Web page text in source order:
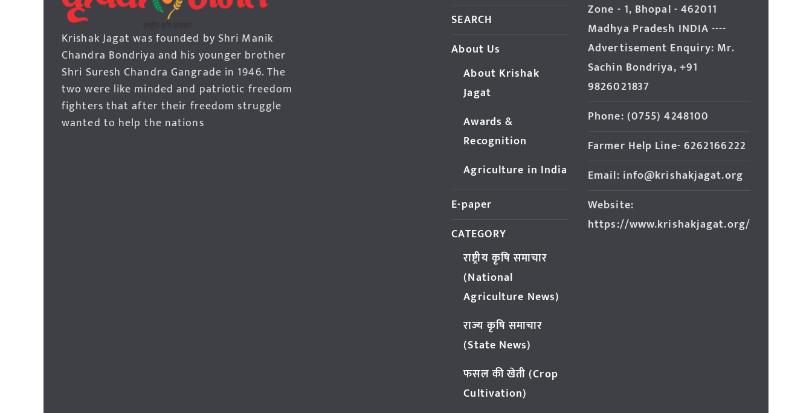
Krishak Jagat was founded by Shri Manik
Chandra Bondriya and his younger brother
Shri Suresh Chandra Gangrade in 1946. The
two were like minded and patriotic freedom
fighters that after their freedom struggle
wanted to help the nations
SEARCH
About Us
About Krishak
Jagat
Awards &
Recognition
Agriculture in India
E-paper
CATEGORY
राष्ट्रीय कृषि समाचार
(National
Agriculture News)
राज्य कृषि समाचार
(State News)
फसल की खेती (Crop
Cultivation)
Zone - 1, Bhopal - 462011
Madhya Pradesh INDIA ----
Advertisement Enquiry: Mr.
Sachin Bondriya, +91
9826021837
Phone: (0755) 4248100
Farmer Help Line- 6262166222
Email: info@krishakjagat.org
Website:
https://www.krishakjagat.org/